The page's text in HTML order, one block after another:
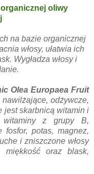
organicznej oliwy
na bazie organicznej
włosy, ułatwia ich
Wygładza włosy i
Olea Europaea Fruit
odżywcze,
jest skarbnicą witamin i
witaminy z grupy B,
potas, magnez,
i zniszczone włosy
miękkość oraz blask,